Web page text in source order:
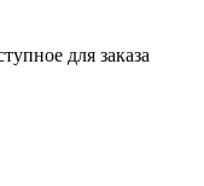
для заказа